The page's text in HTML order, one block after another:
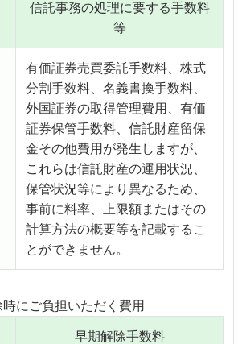
信託事務の処理に要する手数料
等
有価証券売買委託手数料、株式
分割手数料、名義書換手数料、
外国証券の取得管理費用、有価
証券保管手数料、信託財産留保
金その他費用が発生しますが、
これらは信託財産の運用状況、
保管状況等により異なるため、
事前に料率、上限額またはその
計算方法の概要等を記載するこ
とができません。
にご負担いただく費用
早期解除手数料